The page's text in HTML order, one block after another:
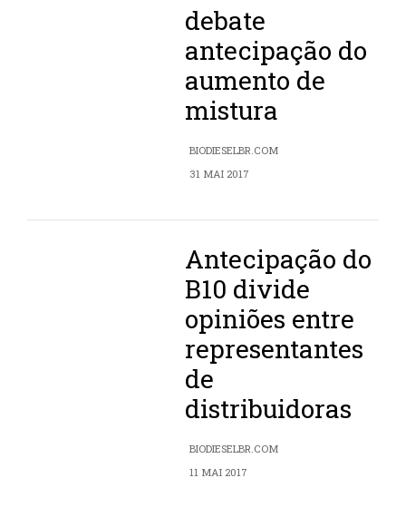
debate
antecipação do
aumento de
mistura
BIODIESELBR.COM
31 MAI 2017
Antecipação do
B10 divide
opiniões entre
representantes
de
distribuidoras
BIODIESELBR.COM
11 MAI 2017